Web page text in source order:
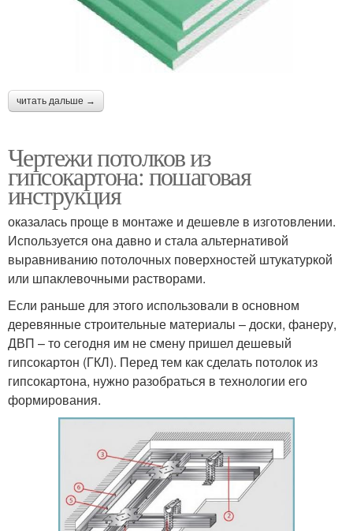
читать дальше →
Чертежи потолков из
гипсокартона: пошаговая
инструкция
оказалась проще в монтаже и дешевле в изготовлении.
Используется она давно и стала альтернативой
выравниванию потолочных поверхностей штукатуркой
или шпаклевочными растворами.
Если раньше для этого использовали в основном
деревянные строительные материалы – доски, фанеру,
ДВП – то сегодня им не смену пришел дешевый
гипсокартон (ГКЛ). Перед тем как сделать потолок из
гипсокартона, нужно разобраться в технологии его
формирования.